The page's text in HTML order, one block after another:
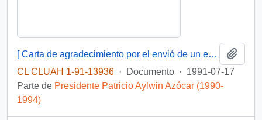
[ Carta de agradecimiento por el envió de un ejemplar de la publicación "15 Años" de CIEPLAN]
CL CLUAH 1-91-13936 · Documento · 1991-07-17
Parte de Presidente Patricio Aylwin Azócar (1990-
1994)